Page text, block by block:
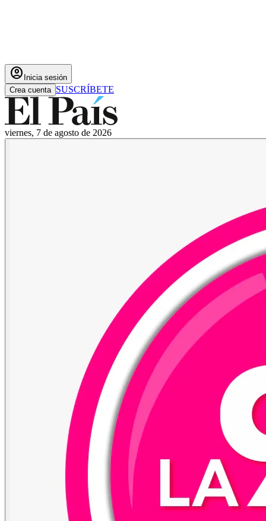
account_circle Inicia sesión
Crea cuenta SUSCRÍBETE
viernes, 7 de agosto de 2026